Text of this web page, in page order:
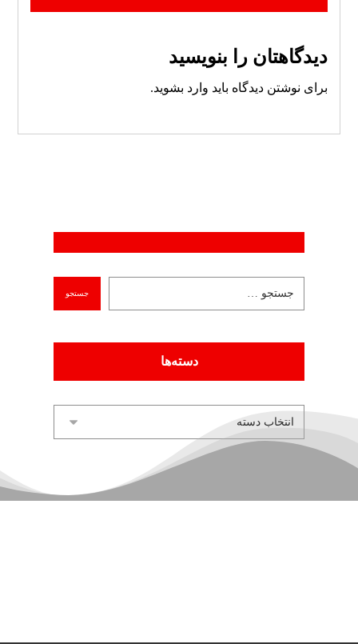
دیدگاهتان را بنویسید
برای نوشتن دیدگاه باید وارد بشوید.
دسته‌ها